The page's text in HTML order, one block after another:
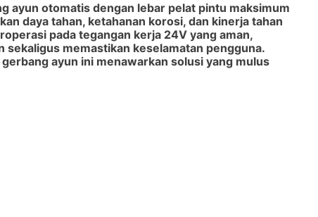
ayun otomatis dengan lebar pelat pintu maksimum
daya tahan, ketahanan korosi, dan kinerja tahan
pada tegangan kerja 24V yang aman,
memastikan keselamatan pengguna.
ayun ini menawarkan solusi yang mulus